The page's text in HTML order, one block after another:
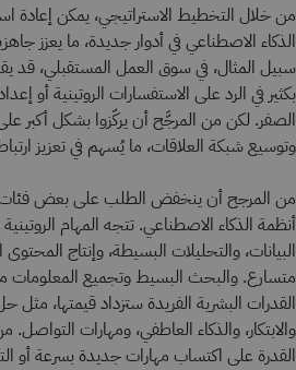
من خلال التخطيط الاستراتيجي، يمكن إعادة
الذكاء الاصطناعي في أدوار جديدة، ما يعزز
سبيل المثال، في سوق العمل المستقبلي، قد
بكثير في الرد على الاستفسارات الروتينية
الصفر. لكن من المرجَّح أن يركّزوا بشكل أكبر
وتوسيع شبكة العلاقات، ما يُسهم في تعزيز
من المرجح أن ينخفض الطلب على بعض فئات
أنظمة الذكاء الاصطناعي. تتجه المهام
البيانات، والتحليلات البسيطة، وإنتاج
متسارع. والبحث البسيط وتجميع المعلومات
القدرات البشرية الفريدة ستزداد قيمتها، مثل
والابتكار، والذكاء العاطفي، ومهارات
القدرة على اكتساب مهارات جديدة بسرعة أو